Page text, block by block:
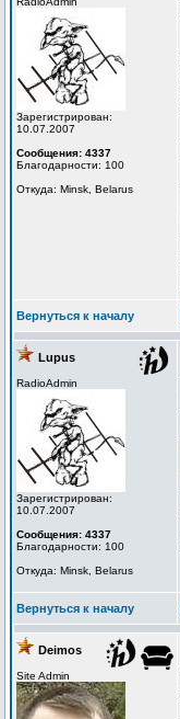
Зарегистрирован:
10.07.2007
Сообщения: 4337
Благодарности: 100
Откуда: Minsk, Belarus
Вернуться к началу
Lupus
RadioAdmin
Зарегистрирован:
10.07.2007
Сообщения: 4337
Благодарности: 100
Откуда: Minsk, Belarus
Вернуться к началу
Deimos
Site Admin